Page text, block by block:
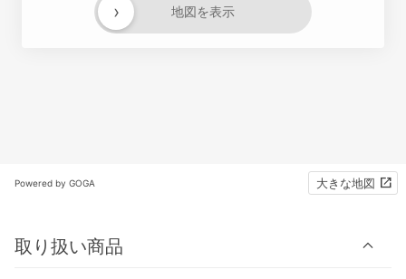
地図を表示
›
Powered by GOGA 大きな地図
取り扱い商品